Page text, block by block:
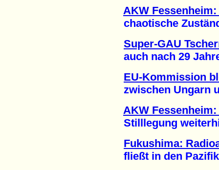
AKW
chaotische
Super-GAU
auch nach 29
EU-Kommission
zwischen Ungarn
AKW
Stilllegung
Fukushima:
fließt in den Pazifik